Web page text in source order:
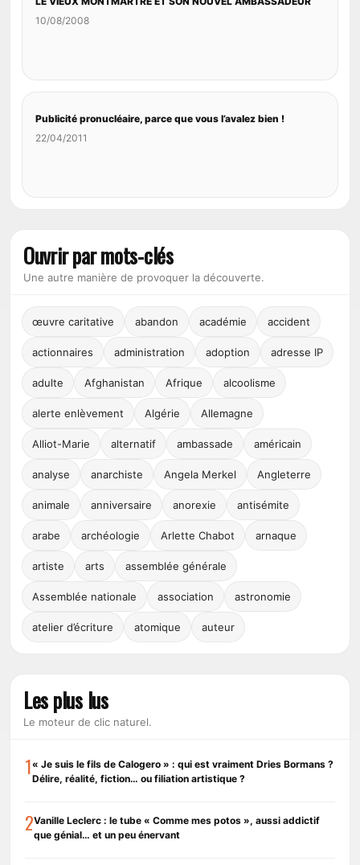
10/08/2008
Publicité pronucléaire, parce que vous l’avalez bien !
22/04/2011
Ouvrir par mots-clés
Une autre manière de provoquer la découverte.
œuvre caritative abandon académie accident
actionnaires administration adoption adresse IP
adulte Afghanistan Afrique alcoolisme
alerte enlèvement Algérie Allemagne
Alliot-Marie alternatif ambassade américain
analyse anarchiste Angela Merkel Angleterre
animale anniversaire anorexie antisémite
arabe archéologie Arlette Chabot arnaque
artiste arts assemblée générale
Assemblée nationale association astronomie
atelier d’écriture atomique auteur
Les plus lus
Le moteur de clic naturel.
1« Je suis le fils de Calogero » : qui est vraiment Dries Bormans ?
Délire, réalité, fiction… ou filiation artistique ?
2Vanille Leclerc : le tube « Comme mes potos », aussi addictif
que génial… et un peu énervant